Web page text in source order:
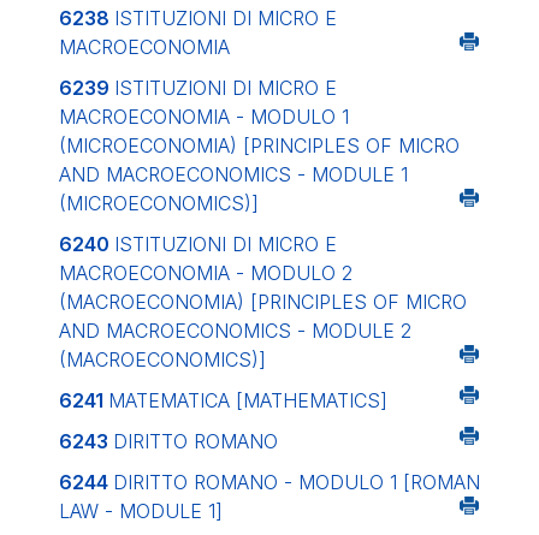
6238 ISTITUZIONI DI MICRO E
MACROECONOMIA
6239 ISTITUZIONI DI MICRO E
MACROECONOMIA - MODULO 1
(MICROECONOMIA) [PRINCIPLES OF MICRO
AND MACROECONOMICS - MODULE 1
(MICROECONOMICS)]
6240 ISTITUZIONI DI MICRO E
MACROECONOMIA - MODULO 2
(MACROECONOMIA) [PRINCIPLES OF MICRO
AND MACROECONOMICS - MODULE 2
(MACROECONOMICS)]
6241 MATEMATICA [MATHEMATICS]
6243 DIRITTO ROMANO
6244 DIRITTO ROMANO - MODULO 1 [ROMAN
LAW - MODULE 1]